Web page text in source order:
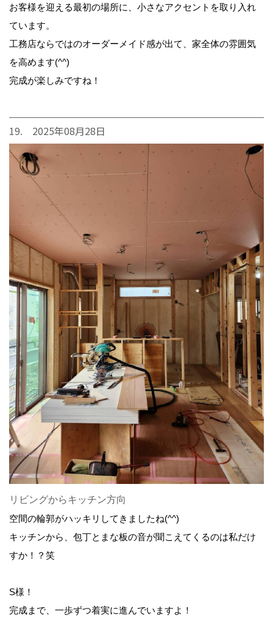
お客様を迎える最初の場所に、小さなアクセントを取り入れ
ています。
工務店ならではのオーダーメイド感が出て、家全体の雰囲気
を高めます(^^)
完成が楽しみですね！
19. 2025年08月28日
リビングからキッチン方向
空間の輪郭がハッキリしてきましたね(^^)
キッチンから、包丁とまな板の音が聞こえてくるのは私だけ
すか！？笑
S様！
完成まで、一歩ずつ着実に進んでいますよ！